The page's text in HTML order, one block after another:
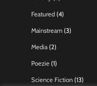
Featured (4)
Mainstream (3)
Media (2)
Poezie (1)
Science Fiction (13)